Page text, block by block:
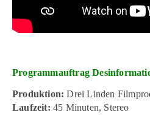
Programmauftrag
Produktion: Drei Linden
Laufzeit: 45 Minuten, Stereo